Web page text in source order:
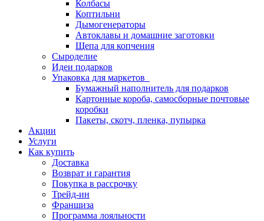
Колбасы
Коптильни
Дымогенераторы
Автоклавы и домашние заготовки
Щепа для копчения
Сыроделие
Идеи подарков
Упаковка для маркетов
Бумажный наполнитель для подарков
Картонные короба, самосборные почтовые
коробки
Пакеты, скотч, пленка, пупырка
Акции
Услуги
Как купить
Доставка
Возврат и гарантия
Покупка в рассрочку
Трейд-ин
Франшиза
Программа лояльности